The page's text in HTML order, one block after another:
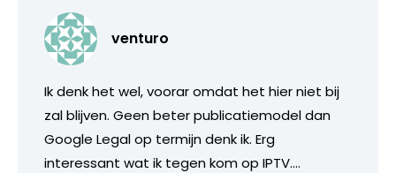
venturo
Ik denk het wel, voorar omdat het hier niet bij
zal blijven. Geen beter publicatiemodel dan
Google Legal op termijn denk ik. Erg
interessant wat ik tegen kom op IPTV….